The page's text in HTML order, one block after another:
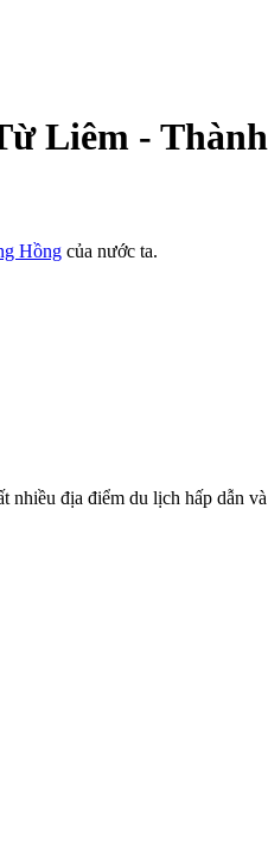
Liêm -
Hồng của nước ta.
địa điểm du lịch hấp dẫn